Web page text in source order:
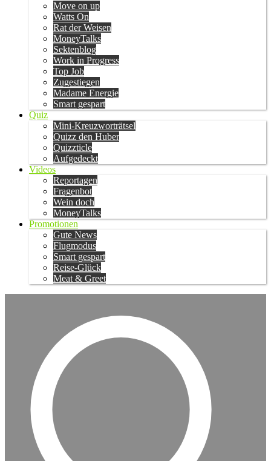
Move on up
Watts On
Rat der Weisen
MoneyTalks
Sektenblog
Work in Progress
Top Job
Zugestiegen
Madame Energie
Smart gespart
Quiz
Mini-Kreuzworträtsel
Quizz den Huber
Quizzticle
Aufgedeckt
Videos
Reportagen
Fragenbot
Wein doch
MoneyTalks
Promotionen
Gute News
Flugmodus
Smart gespart
Reise-Glück
Meat & Greet